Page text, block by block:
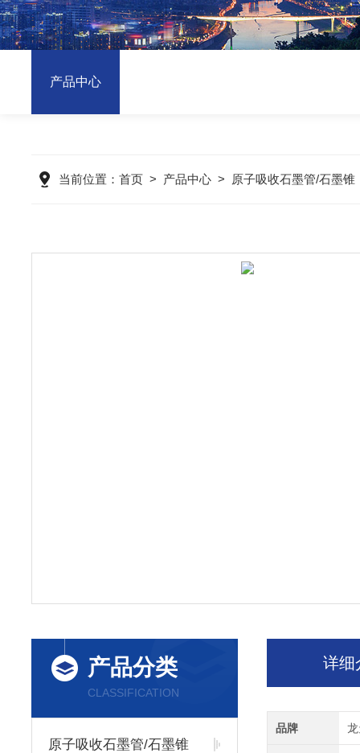
产品中心
当前位置： 首页 > 产品中心 > 原子吸收石墨管/石墨锥
产品分类
CLASSIFICATION
原子吸收石墨管/石墨锥
详细
品牌